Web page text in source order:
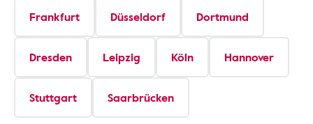
Frankfurt Düsseldorf Dortmund
Dresden Leipzig Köln Hannover
Stuttgart Saarbrücken